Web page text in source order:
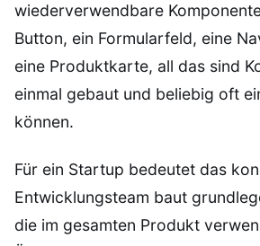
wiederverwendbare
Button, ein Formularfeld, eine
eine Produktkarte, all das sind
einmal gebaut und beliebig oft
können.
Für ein Startup bedeutet das
Entwicklungsteam baut
die im gesamten Produkt